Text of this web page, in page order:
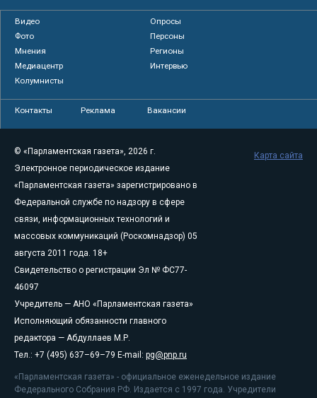
Видео
Опросы
Фото
Персоны
Мнения
Регионы
Медиацентр
Интервью
Колумнисты
Контакты Реклама Вакансии
© «Парламентская газета», 2026 г.
Электронное периодическое издание
«Парламентская газета» зарегистрировано в
Федеральной службе по надзору в сфере
связи, информационных технологий и
массовых коммуникаций (Роскомнадзор) 05
августа 2011 года. 18+
Свидетельство о регистрации Эл № ФС77-
46097
Учредитель — АНО «Парламентская газета»
Исполняющий обязанности главного
редактора — Абдуллаев М.Р.
Тел.: +7 (495) 637–69–79 E-mail: pg@pnp.ru
«Парламентская газета» - официальное еженедельное издание
Федерального Собрания РФ. Издается с 1997 года. Учредители
Карта сайта